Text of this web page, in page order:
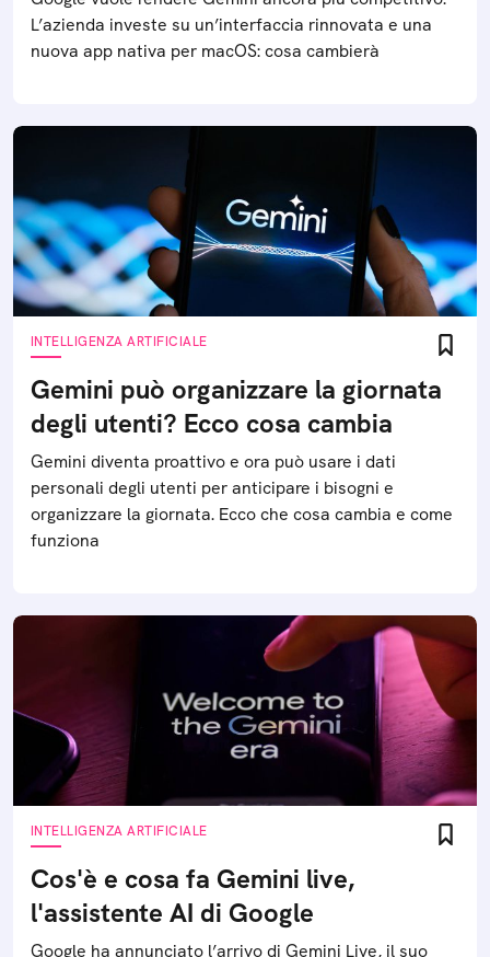
L’azienda investe su un’interfaccia rinnovata e una
nuova app nativa per macOS: cosa cambierà
INTELLIGENZA ARTIFICIALE
Gemini può organizzare la giornata
degli utenti? Ecco cosa cambia
Gemini diventa proattivo e ora può usare i dati
personali degli utenti per anticipare i bisogni e
organizzare la giornata. Ecco che cosa cambia e come
funziona
INTELLIGENZA ARTIFICIALE
Cos'è e cosa fa Gemini live,
l'assistente AI di Google
Google ha annunciato l’arrivo di Gemini Live, il suo